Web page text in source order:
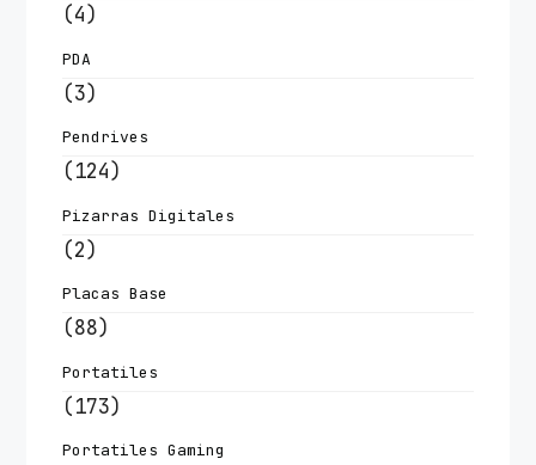
(4)
PDA
(3)
Pendrives
(124)
Pizarras Digitales
(2)
Placas Base
(88)
Portatiles
(173)
Portatiles Gaming